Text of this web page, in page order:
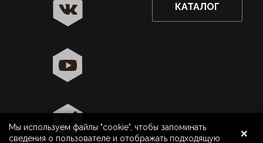
8 800 500 40 40 Астрахань
Да
КАТАЛОГ
Мы используем файлы "cookie", чтобы запоминать
сведения о пользователе и отображать подходящую
×